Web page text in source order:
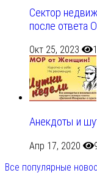
Сектор
после ответа
Окт 25, 2023
Анекдоты и
Апр 17, 2020
Все популярные